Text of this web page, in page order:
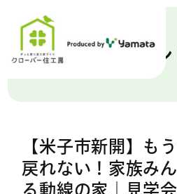
イベン
【米子市新開】も
戻れない！家族み
る動線の家｜見学会